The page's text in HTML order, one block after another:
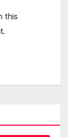
this